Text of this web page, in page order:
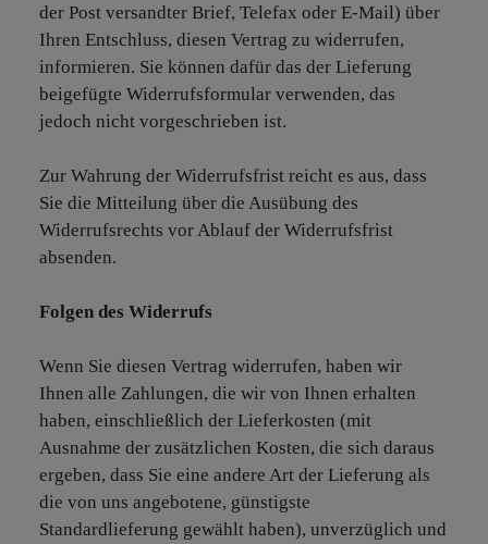
der Post versandter Brief, Telefax oder E-Mail) über
Ihren Entschluss, diesen Vertrag zu widerrufen,
informieren. Sie können dafür das der Lieferung
beigefügte Widerrufsformular verwenden, das
jedoch nicht vorgeschrieben ist.
Zur Wahrung der Widerrufsfrist reicht es aus, dass
Sie die Mitteilung über die Ausübung des
Widerrufsrechts vor Ablauf der Widerrufsfrist
absenden.
Folgen des Widerrufs
Wenn Sie diesen Vertrag widerrufen, haben wir
Ihnen alle Zahlungen, die wir von Ihnen erhalten
haben, einschließlich der Lieferkosten (mit
Ausnahme der zusätzlichen Kosten, die sich daraus
ergeben, dass Sie eine andere Art der Lieferung als
die von uns angebotene, günstigste
Standardlieferung gewählt haben), unverzüglich und